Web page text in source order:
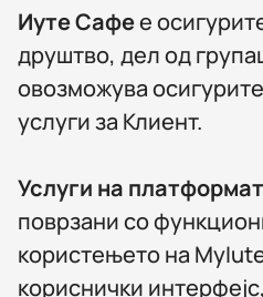
Иуте Сафее
друштво, дел од
овозможува
услуги за Клиент.
Услуги на
поврзани со
користењето на
кориснички